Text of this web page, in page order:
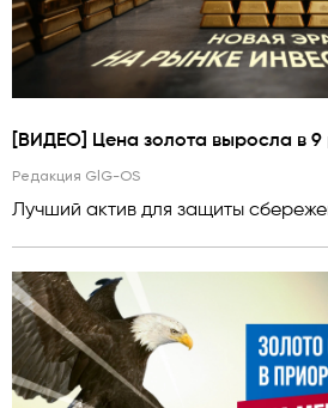
[ВИДЕО] Цена золота выросла в
Редакция GlG-OS
Лучший актив для защиты